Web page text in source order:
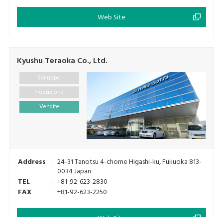
Web Site
Kyushu Teraoka Co., Ltd.
Sviluppo
Produzione
Vendite
Address : 24-31 Tanotsu 4-chome Higashi-ku, Fukuoka 813-
0034 Japan
TEL
: +81-92-623-2830
FAX
: +81-92-623-2250